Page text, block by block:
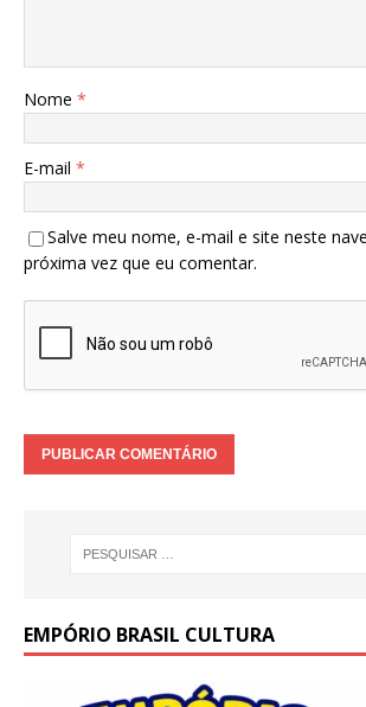
Nome *
E-mail *
Salve meu nome, e-mail e site neste
próxima vez que eu comentar.
EMPÓRIO BRASIL CULTURA